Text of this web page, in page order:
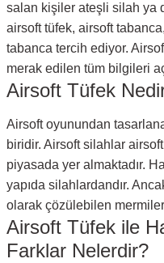
salan kişiler ateşli silah ya
airsoft tüfek, airsoft
tabanca tercih ediyor.
merak edilen tüm bilgileri
Airsoft Tüfek
Airsoft oyunundan
biridir. Airsoft silahlar
piyasada yer almaktadır.
yapıda silahlardandır.
olarak çözülebilen
Airsoft Tüfek ile
Farklar Nelerdir?